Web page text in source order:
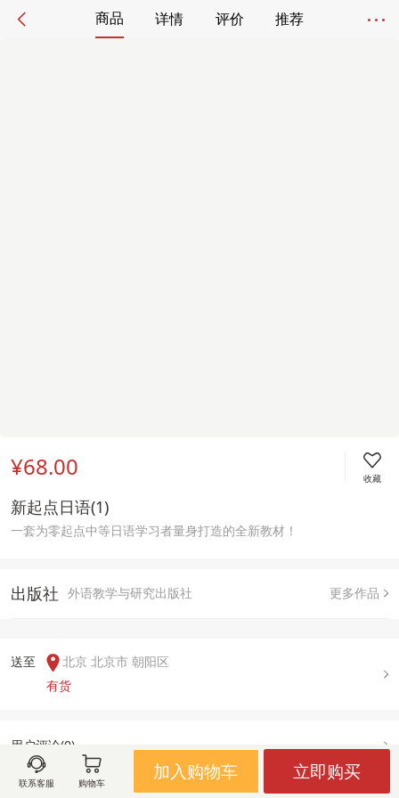
商品 详情 评价 推荐
¥68.00 收藏
新起点日语(1)
一套为零起点中等日语学习者量身打造的全新教材！
出版社 外语教学与研究出版社 更多作品
送至
北京 北京市 朝阳区
有货
用户评论(0)
联系客服 购物车
加入购物车 立即购买